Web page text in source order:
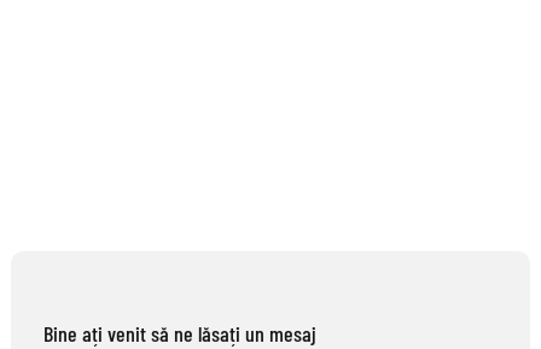
Bine ați venit să ne lăsați un mesaj